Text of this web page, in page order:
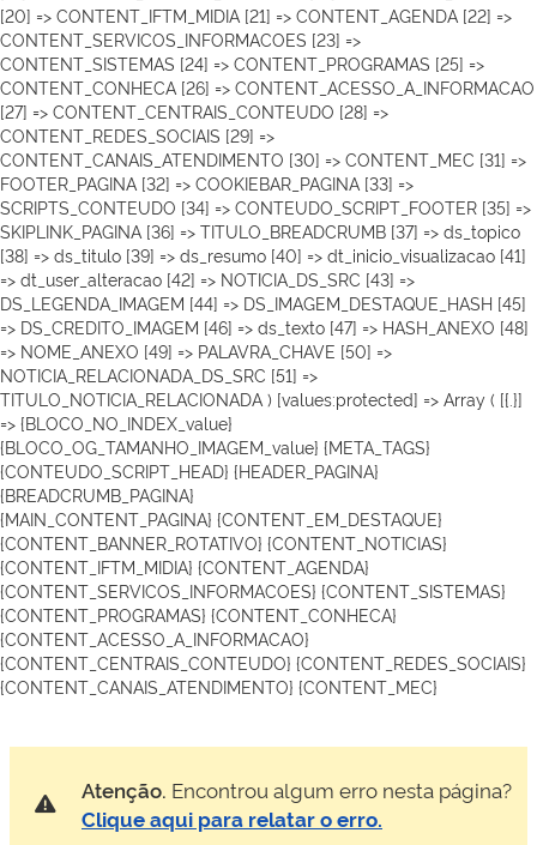
[20] => CONTENT_IFTM_MIDIA [21] => CONTENT_AGENDA [22] =>
CONTENT_SERVICOS_INFORMACOES [23] =>
CONTENT_SISTEMAS [24] => CONTENT_PROGRAMAS [25] =>
CONTENT_CONHECA [26] => CONTENT_ACESSO_A_INFORMACAO
[27] => CONTENT_CENTRAIS_CONTEUDO [28] =>
CONTENT_REDES_SOCIAIS [29] =>
CONTENT_CANAIS_ATENDIMENTO [30] => CONTENT_MEC [31] =>
FOOTER_PAGINA [32] => COOKIEBAR_PAGINA [33] =>
SCRIPTS_CONTEUDO [34] => CONTEUDO_SCRIPT_FOOTER [35] =>
SKIPLINK_PAGINA [36] => TITULO_BREADCRUMB [37] => ds_topico
[38] => ds_titulo [39] => ds_resumo [40] => dt_inicio_visualizacao [41]
=> dt_user_alteracao [42] => NOTICIA_DS_SRC [43] =>
DS_LEGENDA_IMAGEM [44] => DS_IMAGEM_DESTAQUE_HASH [45]
=> DS_CREDITO_IMAGEM [46] => ds_texto [47] => HASH_ANEXO [48]
=> NOME_ANEXO [49] => PALAVRA_CHAVE [50] =>
NOTICIA_RELACIONADA_DS_SRC [51] =>
TITULO_NOTICIA_RELACIONADA ) [values:protected] => Array ( [{.}]
=> {BLOCO_NO_INDEX_value}
{BLOCO_OG_TAMANHO_IMAGEM_value} {META_TAGS}
{CONTEUDO_SCRIPT_HEAD} {HEADER_PAGINA}
{BREADCRUMB_PAGINA}
{MAIN_CONTENT_PAGINA} {CONTENT_EM_DESTAQUE}
{CONTENT_BANNER_ROTATIVO} {CONTENT_NOTICIAS}
{CONTENT_IFTM_MIDIA} {CONTENT_AGENDA}
{CONTENT_SERVICOS_INFORMACOES} {CONTENT_SISTEMAS}
{CONTENT_PROGRAMAS} {CONTENT_CONHECA}
{CONTENT_ACESSO_A_INFORMACAO}
{CONTENT_CENTRAIS_CONTEUDO} {CONTENT_REDES_SOCIAIS}
{CONTENT_CANAIS_ATENDIMENTO} {CONTENT_MEC}
Atenção. Encontrou algum erro nesta página?
Clique aqui para relatar o erro.